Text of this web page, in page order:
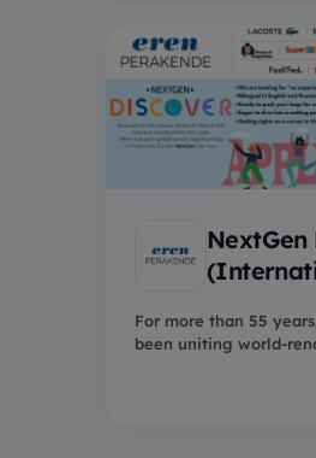
NextGen
For more than 55
been uniting world-